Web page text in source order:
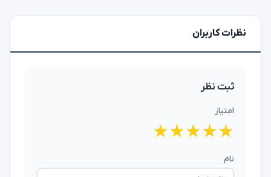
نظرات کاربران
ثبت نظر
امتیاز
★
★
★
★
★
نام